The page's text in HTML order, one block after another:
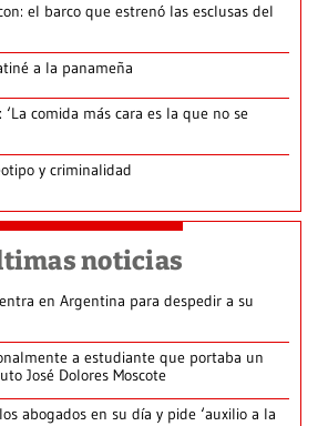
el barco que estrenó las esclusas del
a la panameña
‘La comida más cara es la que no se
y criminalidad
noticias
en Argentina para despedir a su
a estudiante que portaba un
José Dolores Moscote
abogados en su día y pide ‘auxilio a la